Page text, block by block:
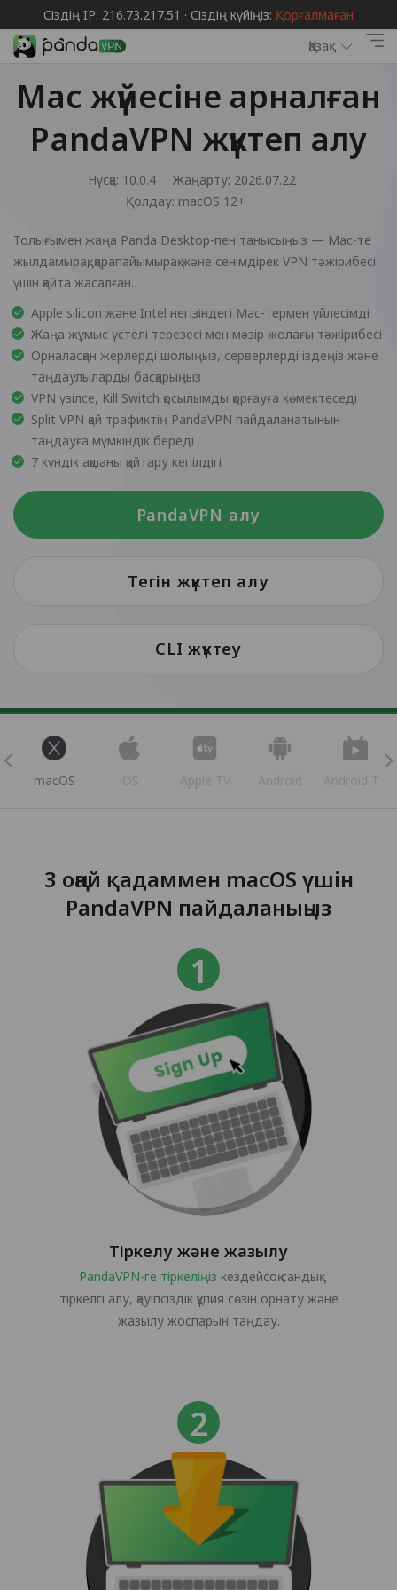
Сіздің IP: 216.73.217.51 · Сіздің күйіңіз: Қорғалмаған
Қазақ
Mac жүйесіне арналған
PandaVPN жүктеп алу
Нұсқа: 10.0.4
Жаңарту: 2026.07.22
Қолдау: macOS 12+
Толығымен жаңа Panda Desktop-пен танысыңыз — Mac-те
жылдамырақ, қарапайымырақ және сенімдірек VPN тәжірибесі
үшін қайта жасалған.
Apple silicon және Intel негізіндегі Mac-термен үйлесімді
Жаңа жұмыс үстелі терезесі мен мәзір жолағы тәжірибесі
Орналасқан жерлерді шолыңыз, серверлерді іздеңіз және
таңдаулыларды басқарыңыз
VPN үзілсе, Kill Switch қосылымды қорғауға көмектеседі
Split VPN қай трафиктің PandaVPN пайдаланатынын
таңдауға мүмкіндік береді
7 күндік ақшаны қайтару кепілдігі
PandaVPN алу
Тегін жүктеп алу
CLI жүктеу
macOS iOS Apple TV Android Android TV
3 оңай қадаммен macOS үшін
PandaVPN пайдаланыңыз
Тіркелу және жазылу
PandaVPN-ге тіркеліңіз кездейсоқ сандық
тіркелгі алу, қауіпсіздік құпия сөзін орнату және
жазылу жоспарын таңдау.